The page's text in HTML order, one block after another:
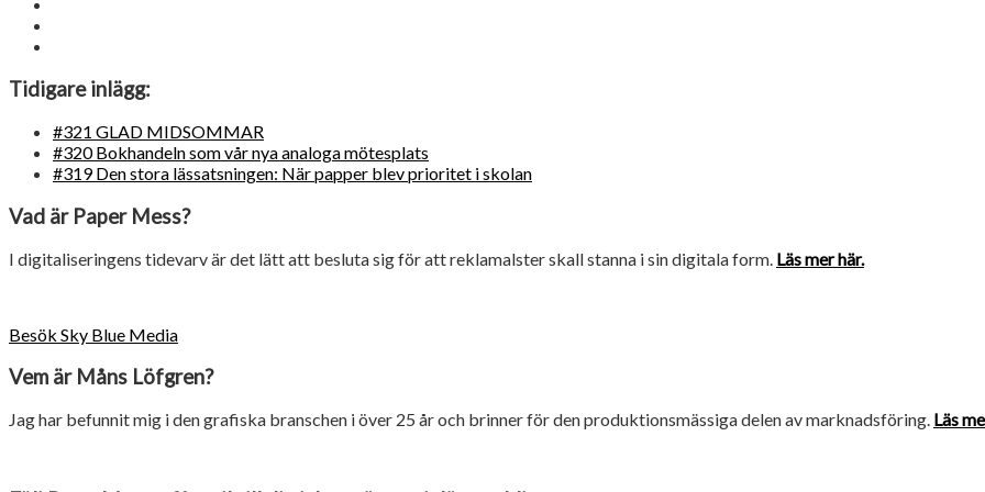
Tidigare inlägg:
#321 GLAD MIDSOMMAR
#320 Bokhandeln som vår nya analoga mötesplats
#319 Den stora lässatsningen: När papper blev prioritet i skolan
Vad är Paper Mess?
I digitaliseringens tidevarv är det lätt att besluta sig för att reklamalster skall stanna i sin digitala form. Läs mer här.
Besök Sky Blue Media
Vem är Måns Löfgren?
Jag har befunnit mig i den grafiska branschen i över 25 år och brinner för den produktionsmässiga delen av marknadsföring. Läs